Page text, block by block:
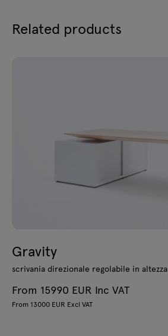
Related products
Gravity
scrivania direzionale regolabile in altezza
From 15990 EUR Inc VAT
From 13000 EUR Excl VAT